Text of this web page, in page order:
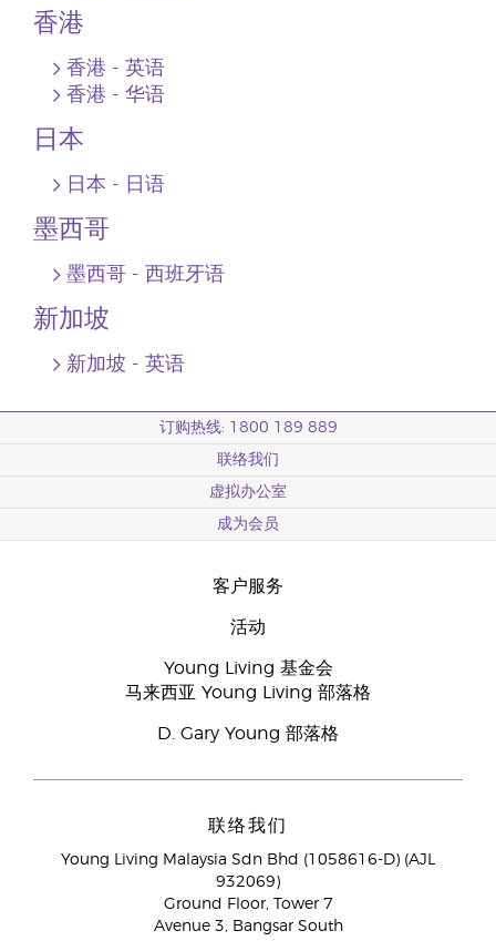
香港
香港 - 英语
香港 - 华语
日本
日本 ‐ 日语
墨西哥
墨西哥 ‐ 西班牙语
新加坡
新加坡 ‐ 英语
订购热线: 1800 189 889
联络我们
虚拟办公室
成为会员
客户服务
活动
Young Living 基金会
马来西亚 Young Living 部落格
D. Gary Young 部落格
联络我们
Young Living Malaysia Sdn Bhd (1058616-D) (AJL
932069)
Ground Floor, Tower 7
Avenue 3, Bangsar South